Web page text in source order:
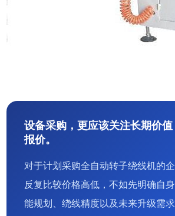
设备采购，更应该关注长期价
报价。
对于计划采购全自动转子绕线机的
反复比较价格高低，不如先明确自
能规划、绕线精度以及未来升级需